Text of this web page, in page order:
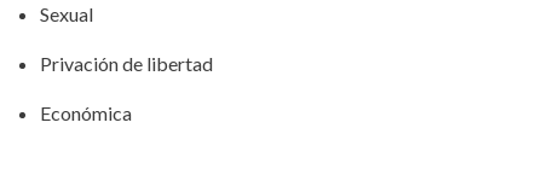
Sexual
Privación de libertad
Económica